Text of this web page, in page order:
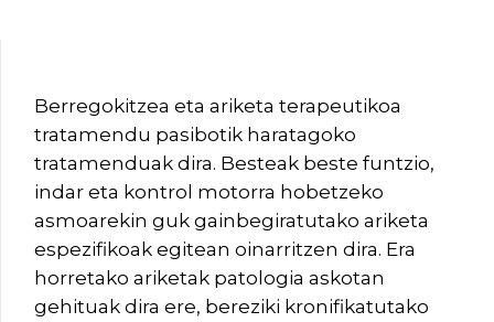
Berregokitzea eta ariketa terapeutikoa
tratamendu pasibotik haratagoko
tratamenduak dira. Besteak beste funtzio,
indar eta kontrol motorra hobetzeko
asmoarekin guk gainbegiratutako ariketa
espezifikoak egitean oinarritzen dira. Era
horretako ariketak patologia askotan
gehituak dira ere, bereziki kronifikatutako